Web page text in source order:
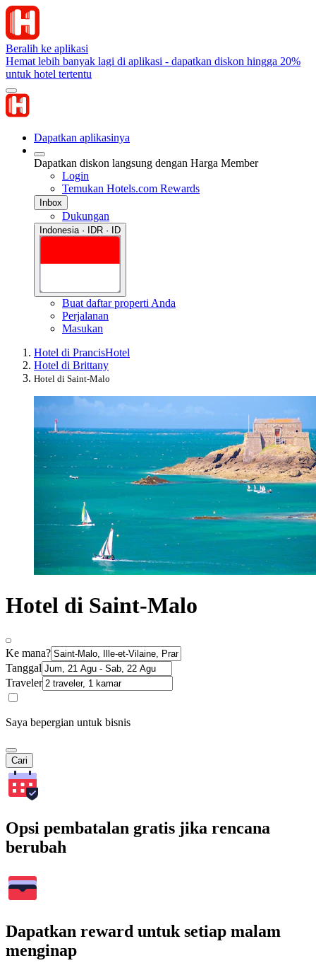
Beralih ke aplikasi
Hemat lebih banyak lagi di aplikasi - dapatkan diskon hingga 20%
untuk hotel tertentu
Dapatkan aplikasinya
Dapatkan diskon langsung dengan Harga Member
Login
Temukan Hotels.com Rewards
Inbox
Dukungan
Indonesia · IDR · ID
Buat daftar properti Anda
Perjalanan
Masukan
Hotel di PrancisHotel
Hotel di Brittany
Hotel di Saint-Malo
Hotel di Saint-Malo
Ke mana?
Tanggal
Traveler
Saya bepergian untuk bisnis
Cari
Opsi pembatalan gratis jika rencana
berubah
Dapatkan reward untuk setiap malam
menginap